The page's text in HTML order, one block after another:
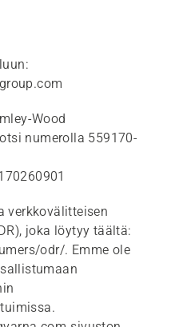
Wood
numerolla 559170-
verkkovälitteisen
joka löytyy täältä:
odr/. Emme ole